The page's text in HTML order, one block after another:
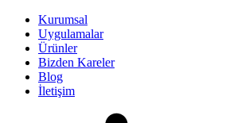
Kurumsal
Uygulamalar
Ürünler
Bizden Kareler
Blog
İletişim